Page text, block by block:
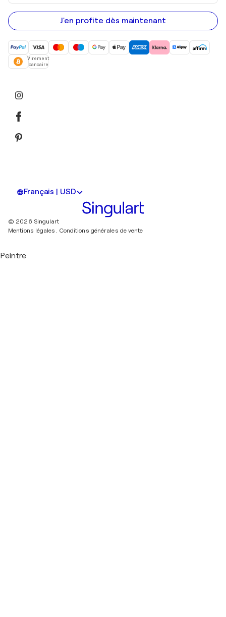
adresse
e-
mail
J'en profite dès maintenant
Virement
bancaire
Français | USD
© 2026 Singulart
Mentions légales. Conditions générales de vente
Peintre